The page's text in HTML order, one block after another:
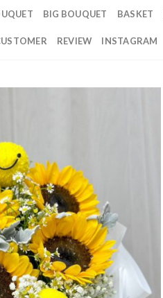
BIG BOUQUET BASKET
REVIEW INSTAGRAM